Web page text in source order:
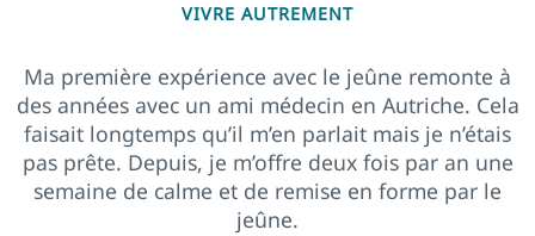
VIVRE AUTREMENT
Ma première expérience avec le jeûne remonte à
des années avec un ami médecin en Autriche. Cela
faisait longtemps qu’il m’en parlait mais je n’étais
pas prête. Depuis, je m’offre deux fois par an une
semaine de calme et de remise en forme par le
jeûne.